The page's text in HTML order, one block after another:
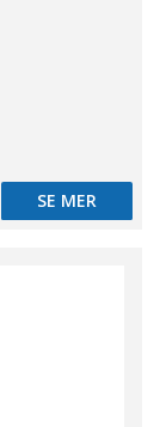
SE MER
SE MER